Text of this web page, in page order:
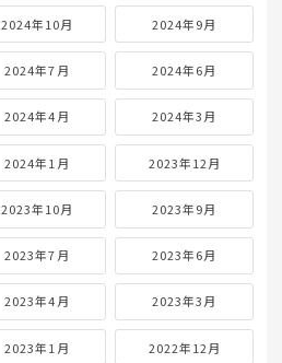
2024年10月 2024年9月
2024年7月 2024年6月
2024年4月 2024年3月
2024年1月 2023年12月
2023年10月 2023年9月
2023年7月 2023年6月
2023年4月 2023年3月
2023年1月 2022年12月